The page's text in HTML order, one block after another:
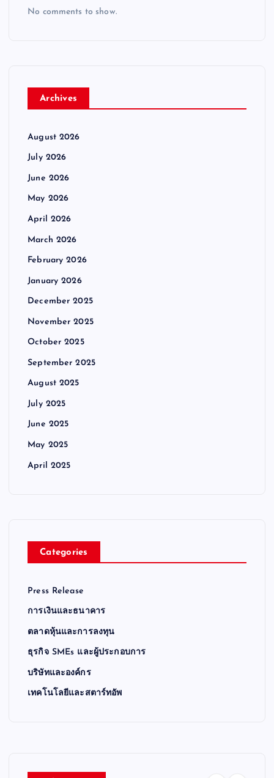
No comments to show.
Archives
August 2026
July 2026
June 2026
May 2026
April 2026
March 2026
February 2026
January 2026
December 2025
November 2025
October 2025
September 2025
August 2025
July 2025
June 2025
May 2025
April 2025
Categories
Press Release
การเงินและธนาคาร
ตลาดหุ้นและการลงทุน
ธุรกิจ SMEs และผู้ประกอบการ
บริษัทและองค์กร
เทคโนโลยีและสตาร์ทอัพ